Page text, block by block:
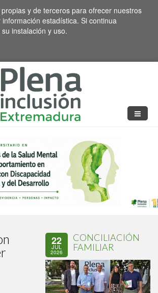
y de terceros para ofrecer nuestros
estadística. Si continua
instalación y uso.
22
JUL
2026
CONCILIACIÓN
FAMILIAR